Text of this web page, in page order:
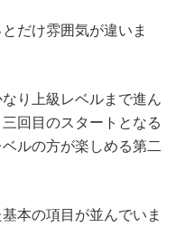
だけ雰囲気が違いま
り上級レベルまで進ん
回目のスタートとなる
ルの方が楽しめる第二
本の項目が並んでいま